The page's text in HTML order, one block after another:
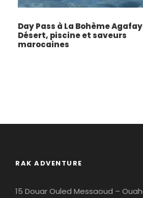
Day Pass à La Bohème
Désert, piscine et saveurs
marocaines
RAK ADVENTURE
15 Douar Ouled Messaoud –